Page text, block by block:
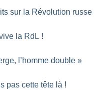
sur la Révolution russe
la RdL !
l’homme double »
pas cette tête là !